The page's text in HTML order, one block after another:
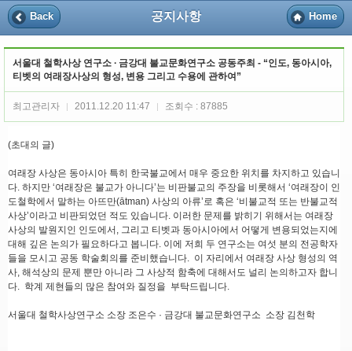
Back 공지사항 Home
서울대 철학사상 연구소 ∙ 금강대 불교문화연구소 공동주최 - “인도, 동아시아,
티벳의 여래장사상의 형성, 변용 그리고 수용에 관하여”
최고관리자 2011.12.20 11:47 조회수 : 87885
(초대의 글)
여래장 사상은 동아시아 특히 한국불교에서 매우 중요한 위치를 차지하고 있습니
다. 하지만 ‘여래장은 불교가 아니다’는 비판불교의 주장을 비롯해서 ‘여래장이 인
도철학에서 말하는 아뜨만(ātman) 사상의 아류’로 혹은 ‘비불교적 또는 반불교적
사상’이라고 비판되었던 적도 있습니다. 이러한 문제를 밝히기 위해서는 여래장
사상의 발원지인 인도에서, 그리고 티벳과 동아시아에서 어떻게 변용되었는지에
대해 깊은 논의가 필요하다고 봅니다. 이에 저희 두 연구소는 여섯 분의 전공학자
들을 모시고 공동 학술회의를 준비했습니다. 이 자리에서 여래장 사상 형성의 역
사, 해석상의 문제 뿐만 아니라 그 사상적 함축에 대해서도 널리 논의하고자 합니
다. 학계 제현들의 많은 참여와 질정을 부탁드립니다.
서울대 철학사상연구소 소장 조은수 · 금강대 불교문화연구소 소장 김천학